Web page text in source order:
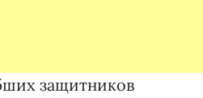
защитников